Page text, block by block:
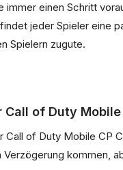
immer einen Schritt
jeder Spieler eine
Spielern zugute.
of Duty Mobile
of Duty Mobile CP
kommen,